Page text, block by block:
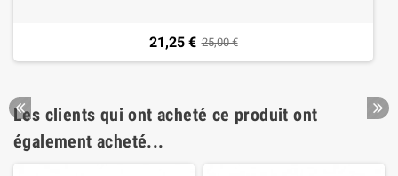
21,25 € 25,00 €
Les clients qui ont acheté ce produit ont
également acheté...